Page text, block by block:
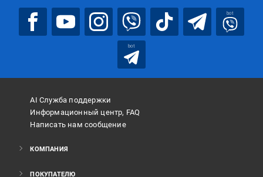
bot
bot
AI Служба поддержки
Информационный центр, FAQ
Написать нам сообщение
КОМПАНИЯ
ПОКУПАТЕЛЮ